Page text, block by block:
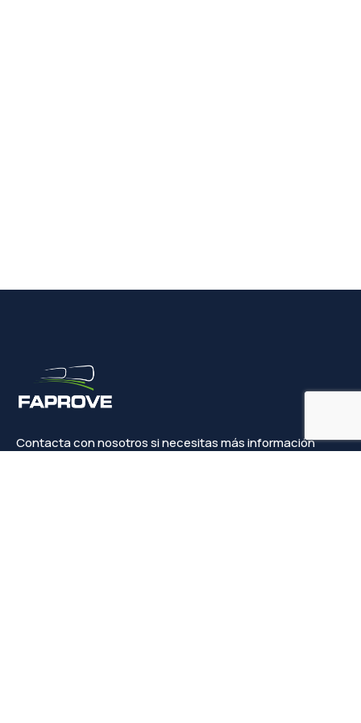
Contacta con nosotros si necesitas más información